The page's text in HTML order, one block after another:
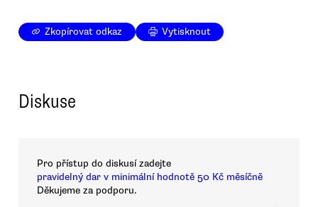
Zkopírovat odkaz Vytisknout
Diskuse
Pro přístup do diskusí zadejte
pravidelný dar v minimální hodnotě 50 Kč měsíčně
Děkujeme za podporu.